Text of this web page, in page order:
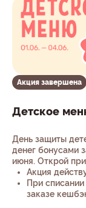
Акция завершена
Детское
День защиты
денег бонусами
июня. Открой
Акция
При
заказе